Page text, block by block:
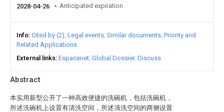
Abstract
本实用新型公开了一种高效便捷的洗碗机，包括洗碗机，
所述洗碗机上设置有清洗空间，所述清洗空间的两侧设置
2028-04-26 Anticipated expiration
Info Cited by (2) Legal events Similar documents Priority and
Related Applications
External links Espacenet Global Dossier Discuss